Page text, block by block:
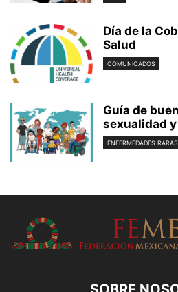
Día de la
Salud
COMUNICADOS
Guía de
sexualidad
ENFERMEDADES RARAS